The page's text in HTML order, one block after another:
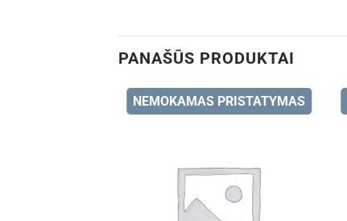
PANAŠŪS PRODUKTAI
NEMOKAMAS PRISTATYMAS